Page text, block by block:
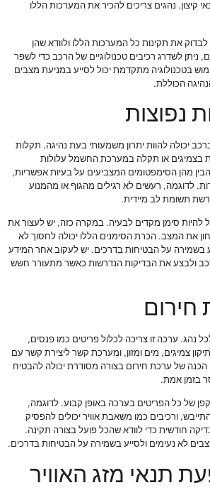
קיצון. נהגים צריכים להכיר את המערכות הללו
את תקינות כל המערכות הללו ולוודא שהן
ניתן לשדרג רכיבים טכנולוגיים של הרכב כדי לשפר
בטכנולוגיה מתקדמת יכול לסייע במניעת מצבים
הכוללת.
נפוצות
יכולה להוות יתרון משמעותי בעת נהיגה. תקלות
בצמיגים או תקלה במערכת החשמל עלולות
מהן הסימפטומים המצביעים על בעיות אפשריות,
לדוגמה, רעשים לא רגילים מהגוף או מהמנוע
תשומת לב מיידית.
להיות סימן מקדים לבעיה. במקרה כזה, יש לעצור את
את המצב. הכרת הסימנים הללו יכולה לחסוך לא
בשמירה על הבטיחות בדרכים. יש לעקוב אחר המידע
ולבצע את הבדיקות הנדרשות כאשר מתעורר חשש
חירום
נהג. ערכה זו צריכה לכלול פריטים כמו פנסים,
צמיגים, מים ומזון, ומערכת קשר ליצירת קשר עם
הכנה של ערכת חירום בצורה מסודרת יכולה להבטיח
בזמן אמת.
של כל הפריטים בערכה באופן קבוע. לדוגמה,
ורכיבים כמו משאבת אוויר יכולים להפסיק
חודשית כדי לוודא שהכל פועל בצורה תקינה.
לא נעימים ולסייע בשמירה על הבטיחות בדרכים.
תנאי מזג האוויר